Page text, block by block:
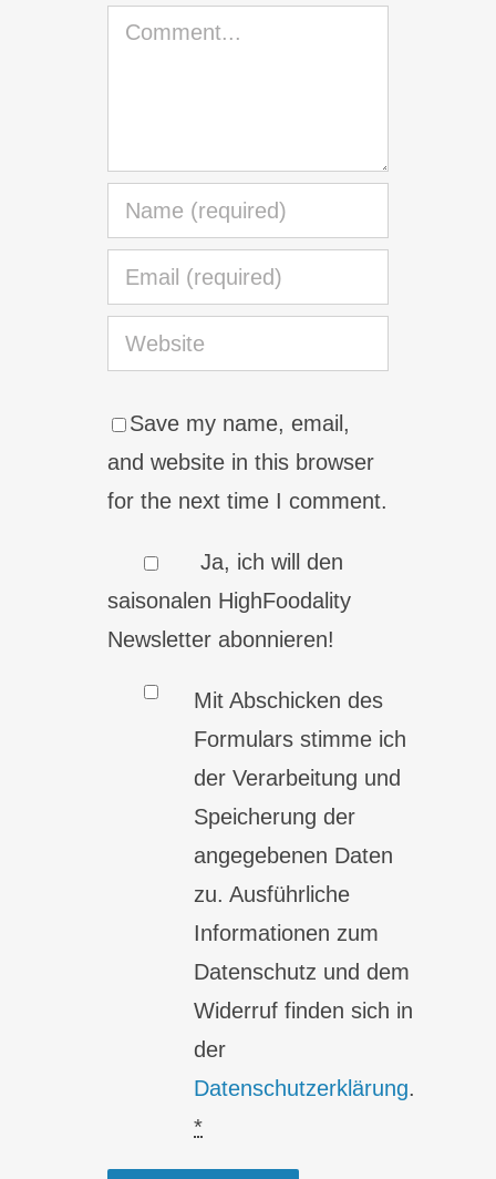
Comment
Save my name, email,
and website in this browser
for the next time I comment.
Ja, ich will den
saisonalen HighFoodality
Newsletter abonnieren!
Mit Abschicken des
Formulars stimme ich
der Verarbeitung und
Speicherung der
angegebenen Daten
zu. Ausführliche
Informationen zum
Datenschutz und dem
Widerruf finden sich in
der
Datenschutzerklärung.
*